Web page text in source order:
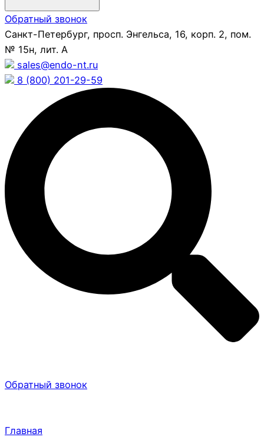
Обратный звонок
Санкт-Петербург, просп. Энгельса, 16, корп. 2, пом.
№ 15н, лит. А
sales@endo-nt.ru
8 (800) 201-29-59
Обратный звонок
Главная